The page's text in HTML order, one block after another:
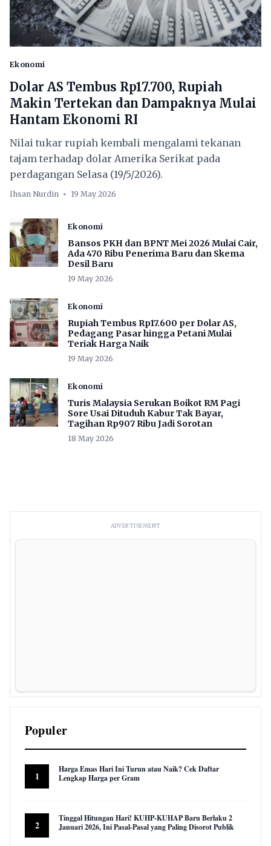
Ekonomi
Dolar AS Tembus Rp17.700, Rupiah
Makin Tertekan dan Dampaknya Mulai
Hantam Ekonomi RI
Nilai tukar rupiah kembali mengalami tekanan
tajam terhadap dolar Amerika Serikat pada
perdagangan Selasa (19/5/2026).
Ihsan Nurdin 19 May 2026
Ekonomi
Bansos PKH dan BPNT Mei 2026 Mulai Cair,
Ada 470 Ribu Penerima Baru dan Skema
Desil Baru
19 May 2026
Ekonomi
Rupiah Tembus Rp17.600 per Dolar AS,
Pedagang Pasar hingga Petani Mulai
Teriak Harga Naik
19 May 2026
Ekonomi
Turis Malaysia Serukan Boikot RM Pagi
Sore Usai Dituduh Kabur Tak Bayar,
Tagihan Rp907 Ribu Jadi Sorotan
18 May 2026
ADVERTISEMENT
Populer
1
Harga Emas Hari Ini Turun atau Naik? Cek Daftar
Lengkap Harga per Gram
2
Tinggal Hitungan Hari! KUHP-KUHAP Baru Berlaku 2
Januari 2026, Ini Pasal-Pasal yang Paling Disorot Publik